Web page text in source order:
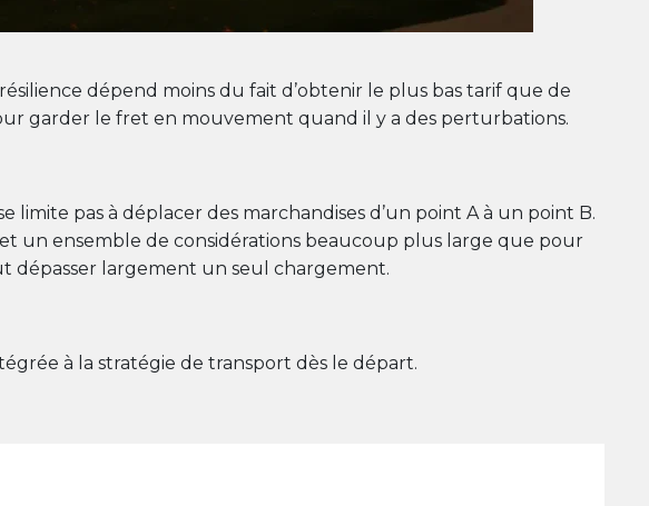
dépend moins du fait d’obtenir le plus bas tarif que de
garder le fret en mouvement quand il y a des perturbations.
pas à déplacer des marchandises d’un point A à un point B.
un ensemble de considérations beaucoup plus large que pour
dépasser largement un seul chargement.
à la stratégie de transport dès le départ.